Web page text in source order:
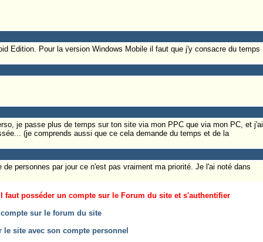
Edition. Pour la version Windows Mobile il faut que j'y consacre du temps
je passe plus de temps sur ton site via mon PPC que via mon PC, et j'ai
(je comprends aussi que ce cela demande du temps et de la
personnes par jour ce n'est pas vraiment ma priorité. Je l'ai noté dans
posséder un compte sur le Forum du site et s'authentifier
sur le forum du site
le site avec son compte personnel